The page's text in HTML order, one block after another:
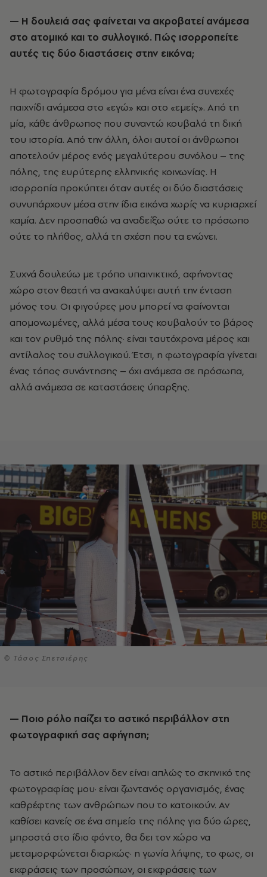
— Η δουλειά σας φαίνεται να ακροβατεί ανάμεσα
στο ατομικό και το συλλογικό. Πώς ισορροπείτε
αυτές τις δύο διαστάσεις στην εικόνα;
Η φωτογραφία δρόμου για μένα είναι ένα συνεχές
παιχνίδι ανάμεσα στο «εγώ» και στο «εμείς». Από τη
μία, κάθε άνθρωπος που συναντώ κουβαλά τη δική
του ιστορία. Από την άλλη, όλοι αυτοί οι άνθρωποι
αποτελούν μέρος ενός μεγαλύτερου συνόλου – της
πόλης, της ευρύτερης ελληνικής κοινωνίας. Η
ισορροπία προκύπτει όταν αυτές οι δύο διαστάσεις
συνυπάρχουν μέσα στην ίδια εικόνα χωρίς να κυριαρχεί
καμία. Δεν προσπαθώ να αναδείξω ούτε το πρόσωπο
ούτε το πλήθος, αλλά τη σχέση που τα ενώνει.
Συχνά δουλεύω με τρόπο υπαινικτικό, αφήνοντας
χώρο στον θεατή να ανακαλύψει αυτή την ένταση
μόνος του. Οι φιγούρες μου μπορεί να φαίνονται
απομονωμένες, αλλά μέσα τους κουβαλούν το βάρος
και τον ρυθμό της πόλης· είναι ταυτόχρονα μέρος και
αντίλαλος του συλλογικού. Έτσι, η φωτογραφία γίνεται
ένας τόπος συνάντησης – όχι ανάμεσα σε πρόσωπα,
αλλά ανάμεσα σε καταστάσεις ύπαρξης.
© Τάσος Σπετσιέρης
— Ποιο ρόλο παίζει το αστικό περιβάλλον στη
φωτογραφική σας αφήγηση;
Το αστικό περιβάλλον δεν είναι απλώς το σκηνικό της
φωτογραφίας μου· είναι ζωντανός οργανισμός, ένας
καθρέφτης των ανθρώπων που το κατοικούν. Αν
καθίσει κανείς σε ένα σημείο της πόλης για δύο ώρες,
μπροστά στο ίδιο φόντο, θα δει τον χώρο να
μεταμορφώνεται διαρκώς· η γωνία λήψης, το φως, οι
εκφράσεις των προσώπων, οι εκφράσεις των